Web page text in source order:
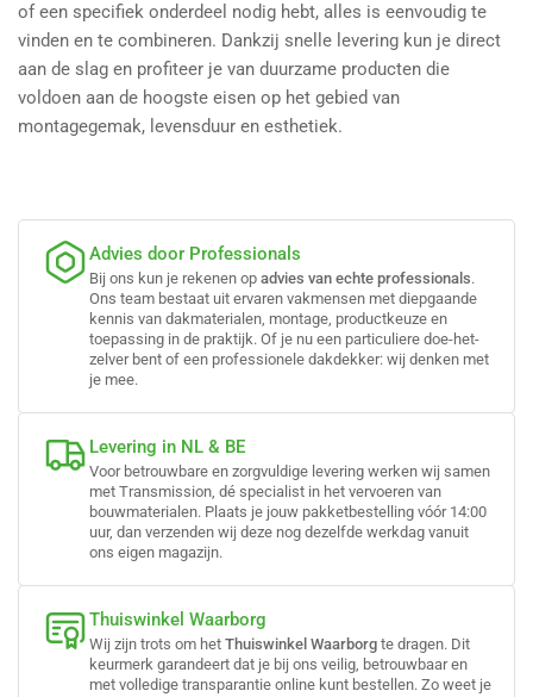
of een specifiek onderdeel nodig hebt, alles is eenvoudig te
vinden en te combineren. Dankzij snelle levering kun je direct
aan de slag en profiteer je van duurzame producten die
voldoen aan de hoogste eisen op het gebied van
montagegemak, levensduur en esthetiek.
Advies door Professionals
Bij ons kun je rekenen op advies van echte professionals.
Ons team bestaat uit ervaren vakmensen met diepgaande
kennis van dakmaterialen, montage, productkeuze en
toepassing in de praktijk. Of je nu een particuliere doe-het-
zelver bent of een professionele dakdekker: wij denken met
je mee.
Levering in NL & BE
Voor betrouwbare en zorgvuldige levering werken wij samen
met Transmission, dé specialist in het vervoeren van
bouwmaterialen. Plaats je jouw pakketbestelling vóór 14:00
uur, dan verzenden wij deze nog dezelfde werkdag vanuit
ons eigen magazijn.
Thuiswinkel Waarborg
Wij zijn trots om het Thuiswinkel Waarborg te dragen. Dit
keurmerk garandeert dat je bij ons veilig, betrouwbaar en
met volledige transparantie online kunt bestellen. Zo weet je